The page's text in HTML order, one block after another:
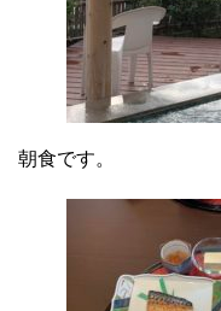
朝食です。